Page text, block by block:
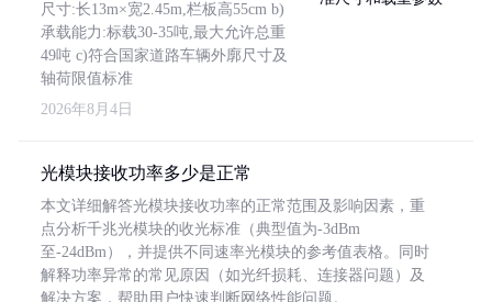
尺寸:长13m×宽2.45m,栏板高55cm b)
承载能力:标载30-35吨,最大允许总重
49吨 c)符合国家道路车辆外廓尺寸及
轴荷限值标准
2026年8月4日
光模块接收功率多少是正常
本文详细解答光模块接收功率的正常范围及影响因素，重
点分析千兆光模块的收光标准（典型值为-3dBm
至-24dBm），并提供不同速率光模块的参考值表格。同时
解释功率异常的常见原因（如光纤损耗、连接器问题）及
解决方案，帮助用户快速判断网络性能问题。